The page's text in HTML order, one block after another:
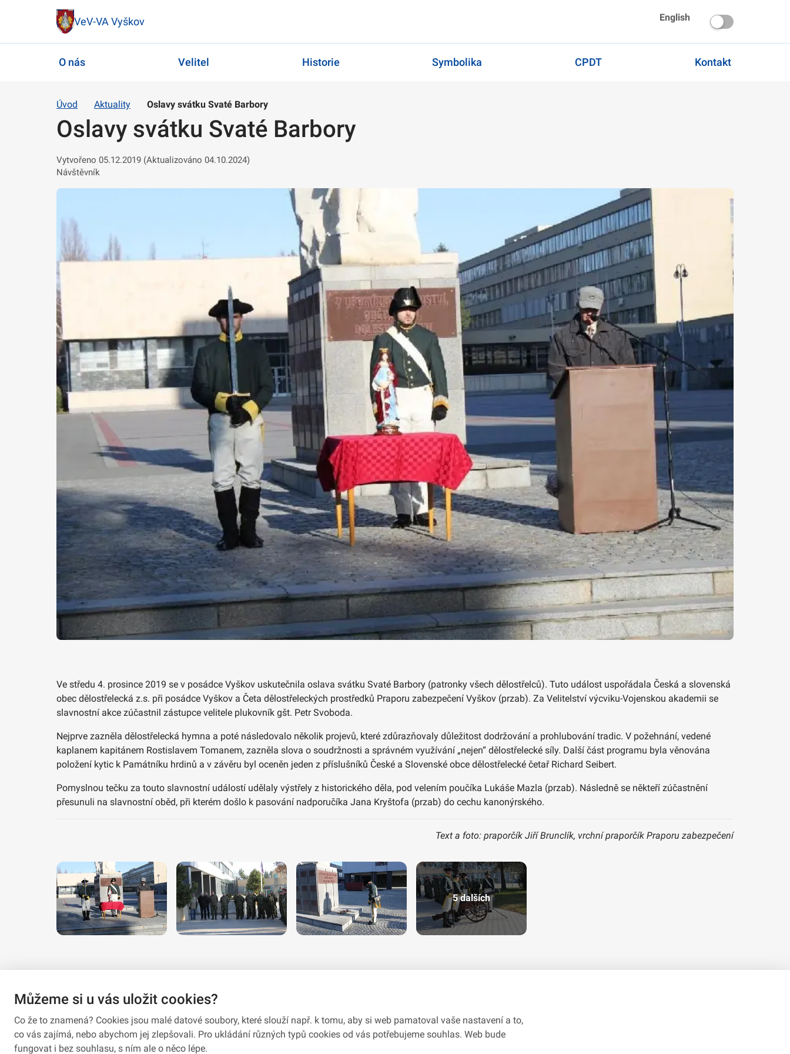
VeV-VA Vyškov English
O nás Velitel Historie Symbolika CPDT Kontakt
Úvod Aktuality Oslavy svátku Svaté Barbory
Oslavy svátku Svaté Barbory
Vytvořeno 05.12.2019 (Aktualizováno 04.10.2024)
Návštěvník
Ve středu 4. prosince 2019 se v posádce Vyškov uskutečnila oslava svátku Svaté Barbory (patronky všech dělostřelců). Tuto událost uspořádala Česká a slovenská
obec dělostřelecká z.s. při posádce Vyškov a Četa dělostřeleckých prostředků Praporu zabezpečení Vyškov (przab). Za Velitelství výcviku-Vojenskou akademii se
slavnostní akce zúčastnil zástupce velitele plukovník gšt. Petr Svoboda.
Nejprve zazněla dělostřelecká hymna a poté následovalo několik projevů, které zdůrazňovaly důležitost dodržování a prohlubování tradic. V požehnání, vedené
kaplanem kapitánem Rostislavem Tomanem, zazněla slova o soudržnosti a správném využívání „nejen“ dělostřelecké síly. Další část programu byla věnována
položení kytic k Památníku hrdinů a v závěru byl oceněn jeden z příslušníků České a Slovenské obce dělostřelecké četař Richard Seibert.
Pomyslnou tečku za touto slavnostní událostí udělaly výstřely z historického děla, pod velením poučíka Lukáše Mazla (przab). Následně se někteří zúčastnění
přesunuli na slavnostní oběd, při kterém došlo k pasování nadporučíka Jana Kryštofa (przab) do cechu kanonýrského.
Text a foto: praporčík Jiří Brunclík, vrchní praporčík Praporu zabezpečení
5 dalších
Můžeme si u vás uložit cookies?
Co že to znamená? Cookies jsou malé datové soubory, které slouží např. k tomu, aby si web pamatoval vaše nastavení a to,
co vás zajímá, nebo abychom jej zlepšovali. Pro ukládání různých typů cookies od vás potřebujeme souhlas. Web bude
fungovat i bez souhlasu, s ním ale o něco lépe.